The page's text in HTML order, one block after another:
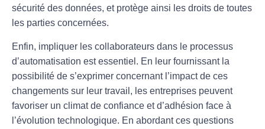
sécurité des données, et protège ainsi les droits de toutes
les parties concernées.
Enfin, impliquer les collaborateurs dans le processus
d’automatisation est essentiel. En leur fournissant la
possibilité de s’exprimer concernant l’impact de ces
changements sur leur travail, les entreprises peuvent
favoriser un climat de confiance et d’adhésion face à
l’évolution technologique. En abordant ces questions